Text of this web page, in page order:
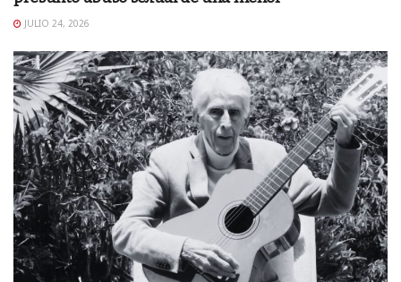
JULIO 24, 2026